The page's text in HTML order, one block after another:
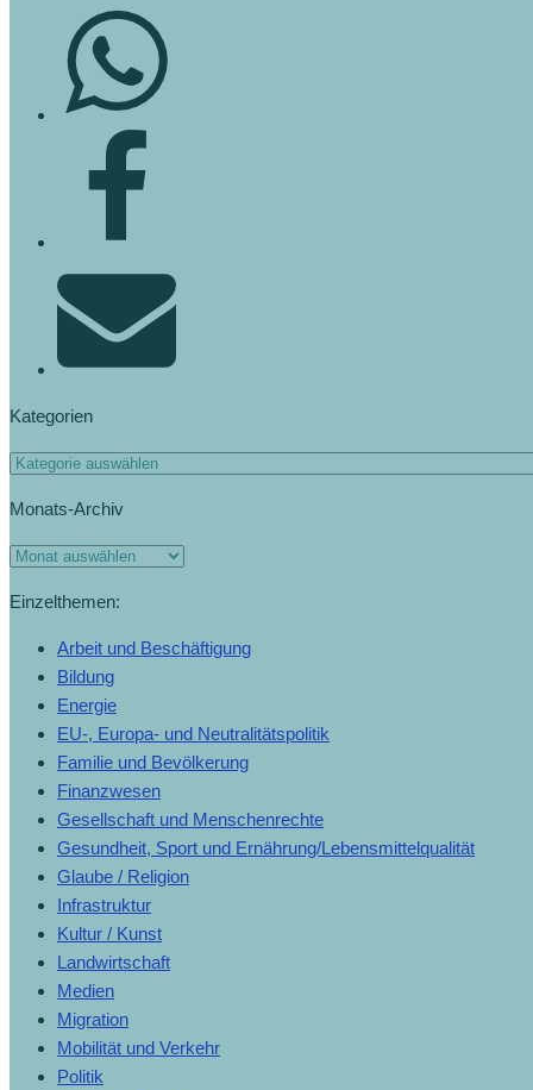
Kategorien
Monats-Archiv
Einzelthemen:
Arbeit und Beschäftigung
Bildung
Energie
EU-, Europa- und Neutralitätspolitik
Familie und Bevölkerung
Finanzwesen
Gesellschaft und Menschenrechte
Gesundheit, Sport und Ernährung/Lebensmittelqualität
Glaube / Religion
Infrastruktur
Kultur / Kunst
Landwirtschaft
Medien
Migration
Mobilität und Verkehr
Politik